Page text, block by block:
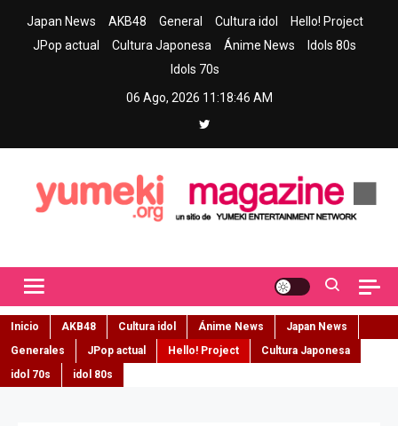
Japan News AKB48 General Cultura idol
Hello! Project
JPop actual
Cultura Japonesa Ánime News
Idols 80s
Idols 70s
06 Ago, 2026 11:18:47 AM
Inicio AKB48 Cultura idol Ánime News
Japan News
Generales
JPop actual Hello! Project
Cultura Japonesa
idol 70s
idol 80s